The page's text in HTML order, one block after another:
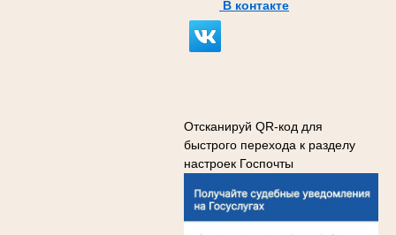
В контакте
Отсканируй QR-код для
быстрого перехода к разделу
настроек Госпочты